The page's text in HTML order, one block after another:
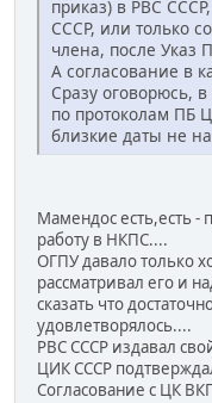
приказ) в РВС
СССР, или только
члена, после Указ
А согласование в
Сразу оговорюсь,
по протоколам ПБ
близкие даты не
Мамендос есть,есть -
работу в НКПС....
ОГПУ давало только
рассматривал его и
сказать что
удовлетворялось....
РВС СССР издавал
ЦИК СССР
Согласование с ЦК